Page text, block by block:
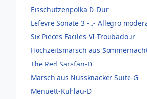
Eisschützenpolka D-Dur
Lefevre Sonate 3 - I- Allegro
Six Pieces Faciles-VI-Troubadour
Hochzeitsmarsch aus
The Red Sarafan-D
Marsch aus Nussknacker Suite-G
Menuett-Kuhlau-D